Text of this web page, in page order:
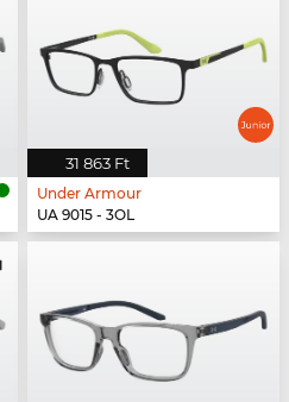
31 863 Ft
Under Armour
UA 9015 - 3OL